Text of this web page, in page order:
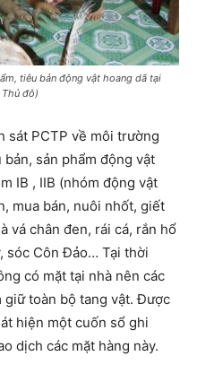
tiêu bản động vật hoang dã tại
đô)
sát PCTP về môi trường
sản phẩm động vật
IB , IIB (nhóm động vật
mua bán, nuôi nhốt, giết
vá chân đen, rái cá, rắn hổ
sóc Côn Đảo… Tại thời
có mặt tại nhà nên các
giữ toàn bộ tang vật. Được
hiện một cuốn sổ ghi
dịch các mặt hàng này.